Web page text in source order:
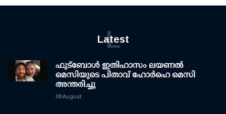
Latest
L
ഫുട്ബോൾ ഇതിഹാസം ലയണൽ
മെസിയുടെ പിതാവ് ഹോർഹെ മെസി
അന്തരിച്ചു
08 August